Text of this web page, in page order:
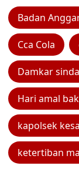
Badan
Cca Cola
Damkar
Hari amal
kapolsek
ketertiban